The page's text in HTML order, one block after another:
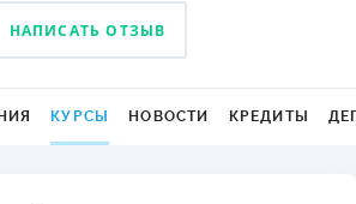
НАПИСАТЬ ОТЗЫВ
КУРСЫ НОВОСТИ КРЕДИТЫ